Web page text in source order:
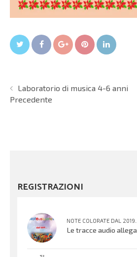
TwitterFacebookGoogle+Pin It
Laboratorio di musica 4-6 anni
Precedente
REGISTRAZIONI
NOTE COLORATE DAL 2019...